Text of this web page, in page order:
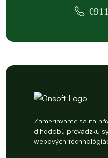
Zameriavame sa na
dlhodobú prevádzku
webových